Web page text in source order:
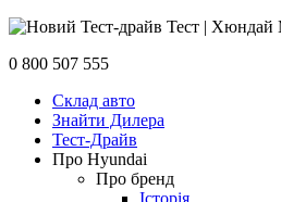
0 800 507 555
Склад авто
Знайти Дилера
Тест-Драйв
Про Hyundai
Про бренд
Історія